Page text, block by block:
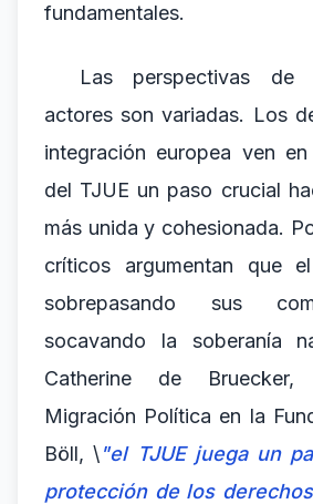
fundamentales.
Las perspectivas de
actores son variadas. Los
integración europea ven
del TJUE un paso crucial
más unida y cohesionada.
críticos argumentan que
sobrepasando sus
socavando la soberanía
Catherine de
Migración Política en la
Böll, \"el TJUE juega un
protección de los